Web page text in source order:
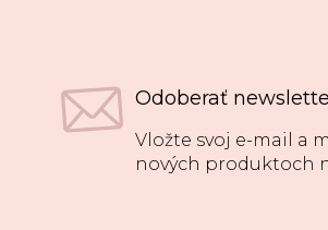
Odoberať
Vložte svoj e-mail a
nových produktoch